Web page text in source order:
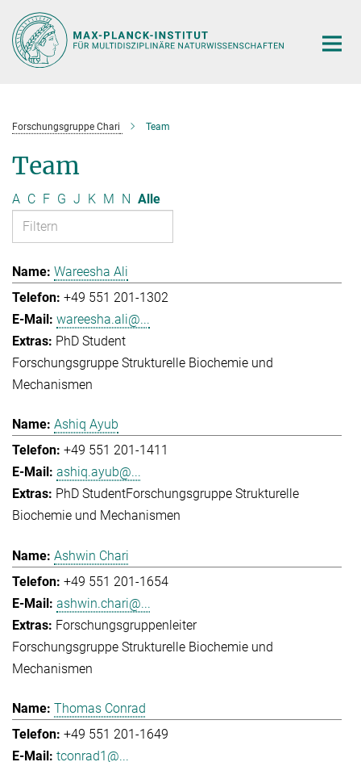
Hauptinhalt
Forschungsgruppe Chari Team
Team
A C F G J K M N Alle
Wareesha Ali
+49 551 201-1302
wareesha.ali@...
PhD Student
Forschungsgruppe Strukturelle Biochemie und
Mechanismen
Ashiq Ayub
+49 551 201-1411
ashiq.ayub@...
PhD StudentForschungsgruppe Strukturelle
Biochemie und Mechanismen
Ashwin Chari
+49 551 201-1654
ashwin.chari@...
Forschungsgruppenleiter
Forschungsgruppe Strukturelle Biochemie und
Mechanismen
Thomas Conrad
+49 551 201-1649
tconrad1@...